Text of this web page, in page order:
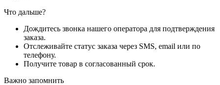
Что дальше?
Дождитесь звонка нашего оператора для подтверждения
заказа.
Отслеживайте статус заказа через SMS, email или по
телефону.
Получите товар в согласованный срок.
Важно запомнить